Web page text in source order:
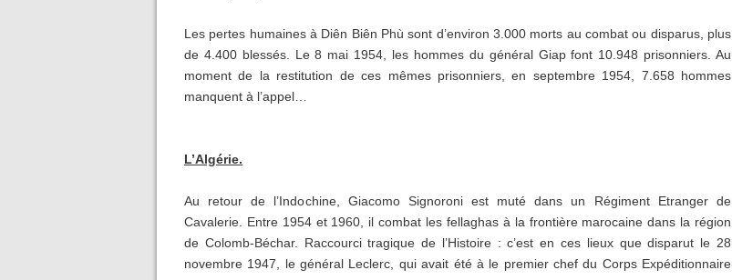
Les pertes humaines à Diên Biên Phù sont d’environ 3.000 morts au combat ou disparus, plus
de 4.400 blessés. Le 8 mai 1954, les hommes du général Giap font 10.948 prisonniers. Au
moment de la restitution de ces mêmes prisonniers, en septembre 1954, 7.658 hommes
manquent à l’appel…
L’Algérie.
Au retour de l’Indochine, Giacomo Signoroni est muté dans un Régiment Etranger de
Cavalerie. Entre 1954 et 1960, il combat les fellaghas à la frontière marocaine dans la région
de Colomb-Béchar. Raccourci tragique de l’Histoire : c’est en ces lieux que disparut le 28
novembre 1947, le général Leclerc, qui avait été à le premier chef du Corps Expéditionnaire